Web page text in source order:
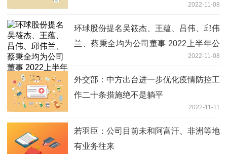
2022-11-08
环球股份提名吴筱杰、王蕴、吕伟、邱伟
兰、蔡秉全均为公司董事 2022上半年公
2022-11-08
外交部：中方出台进一步优化疫情防控工
作二十条措施绝不是躺平
2022-11-11
若羽臣：公司目前未和阿富汗、非洲等地
有业务往来